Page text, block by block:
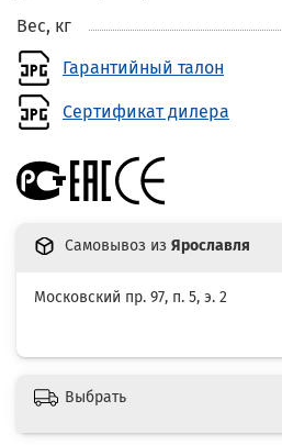
Вес, кг
Гарантийный талон
Сертификат дилера
Самовывоз из Ярославля
Московский пр. 97, п. 5, э. 2
Выбрать